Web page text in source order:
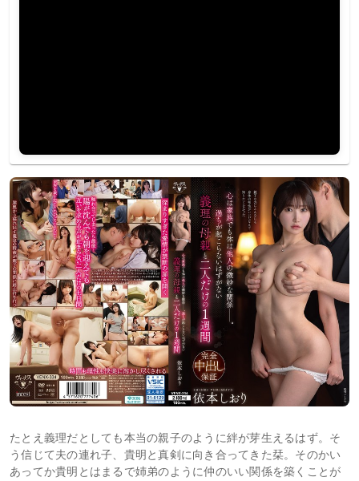
たとえ義理だとしても本当の親子のように絆が芽生えるはず。そ
う信じて夫の連れ子、貴明と真剣に向き合ってきた栞。そのかい
あってか貴明とはまるで姉弟のように仲のいい関係を築くことが